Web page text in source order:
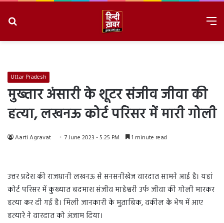
Uttar Pradesh
मुख्तार अंसारी के शूटर संजीव जीवा की
हत्या, लखनऊ कोर्ट परिसर में मारी गोली
Aarti Agravat 7 June 2023 - 5:25 PM 1 minute read
उत्तर प्रदेश की राजधानी लखनऊ से सनसनीखेज वारदात सामने आई है। यहां
कोर्ट परिसर में कुख्यात बदमाश संजीव माहेश्वरी उर्फ जीवा की गोली मारकर
हत्या कर दी गई है। मिली जानकारी के मुताबिक, वकील के भेष में आए
हत्यारे ने वारदात को अंजाम दिया।